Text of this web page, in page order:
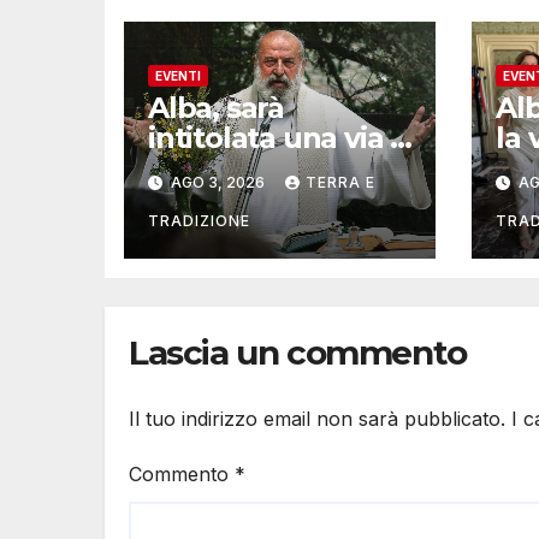
EVENTI
Alba, sarà
intitolata una via a
Don Valentino
Vaccaneo
AGO 3, 2026 TERRA E
TRADIZIONE
la
Lascia un commento
Il tuo indirizzo email non sarà pubblicato. I
Commento *